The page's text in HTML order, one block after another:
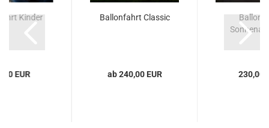
Kinder
EUR
Ballonfahrt Classic
ab 240,00 EUR 230,00